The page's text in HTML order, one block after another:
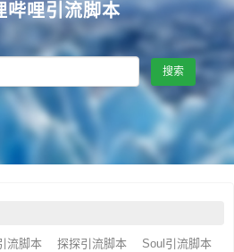
哔哩引流脚本
搜索
流脚本 探探引流脚本
Soul引流脚本